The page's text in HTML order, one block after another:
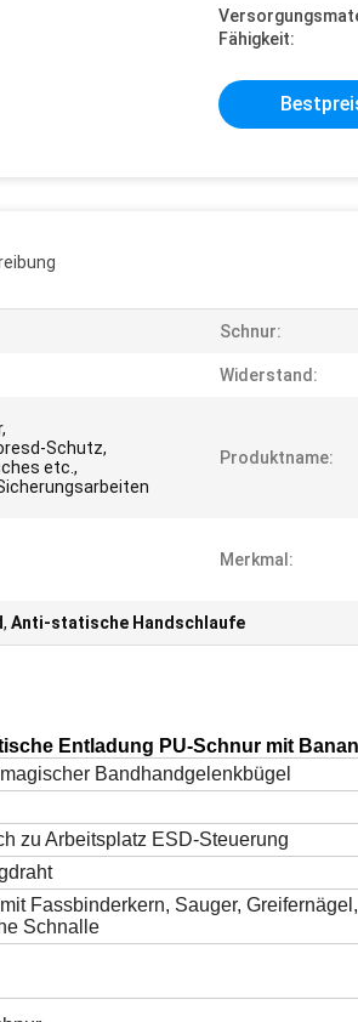
Fähigkeit:
Schnur:
Widerstand:
Schutz,
etc.,
Produktname:
Merkmal:
, Anti-statische Handschlaufe
Entladung PU-Schnur mit
Bandhandgelenkbügel
zu Arbeitsplatz ESD-Steuerung
Fassbinderkern, Sauger, Greifernägel,
Schnalle